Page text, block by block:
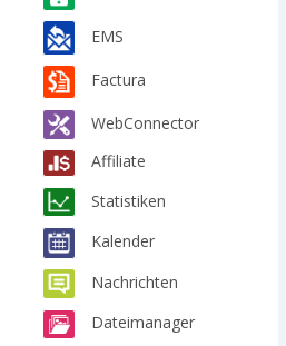
EMS
Factura
WebConnector
Affiliate
Statistiken
Kalender
Nachrichten
Dateimanager